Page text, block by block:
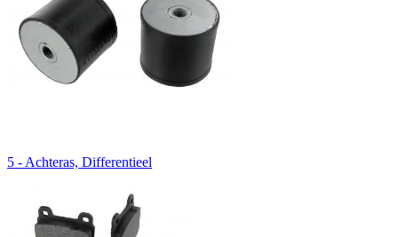
5 - Achteras, Differentieel